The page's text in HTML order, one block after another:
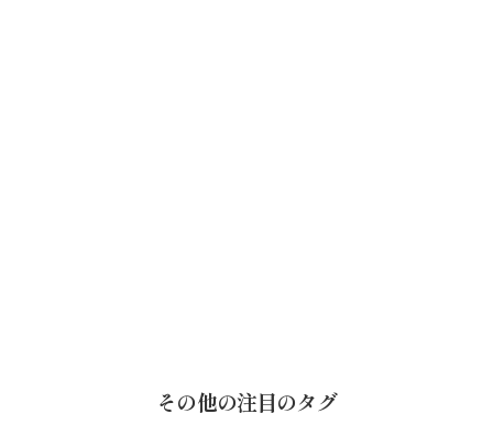
その他の注目のタグ